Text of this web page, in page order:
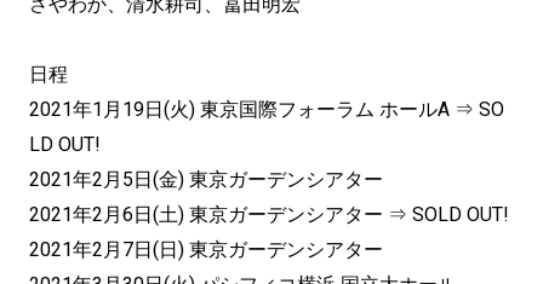
日程
2021年1月19日(火) 東京国際フォーラム ホールA ⇒ SO
LD OUT!
2021年2月5日(金) 東京ガーデンシアター
2021年2月6日(土) 東京ガーデンシアター ⇒ SOLD OUT!
2021年2月7日(日) 東京ガーデンシアター